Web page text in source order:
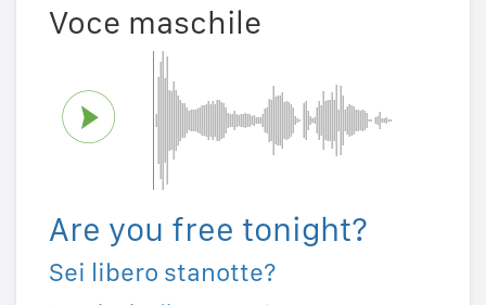
Voce maschile
Are you free tonight?
Sei libero stanotte?